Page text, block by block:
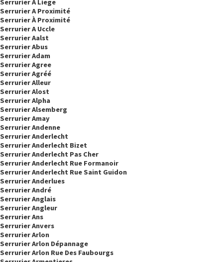
Serrurier À Liege
Serrurier A Proximité
Serrurier À Proximité
Serrurier A Uccle
Serrurier Aalst
Serrurier Abus
Serrurier Adam
Serrurier Agree
Serrurier Agréé
Serrurier Alleur
Serrurier Alost
Serrurier Alpha
Serrurier Alsemberg
Serrurier Amay
Serrurier Andenne
Serrurier Anderlecht
Serrurier Anderlecht Bizet
Serrurier Anderlecht Pas Cher
Serrurier Anderlecht Rue Formanoir
Serrurier Anderlecht Rue Saint Guidon
Serrurier Anderlues
Serrurier André
Serrurier Anglais
Serrurier Angleur
Serrurier Ans
Serrurier Anvers
Serrurier Arlon
Serrurier Arlon Dépannage
Serrurier Arlon Rue Des Faubourgs